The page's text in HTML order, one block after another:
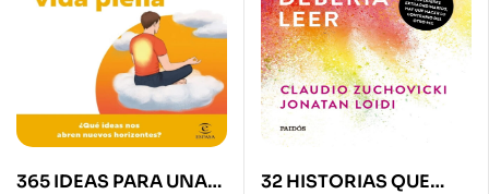
365 IDEAS PARA UNA
32 HISTORIAS QUE